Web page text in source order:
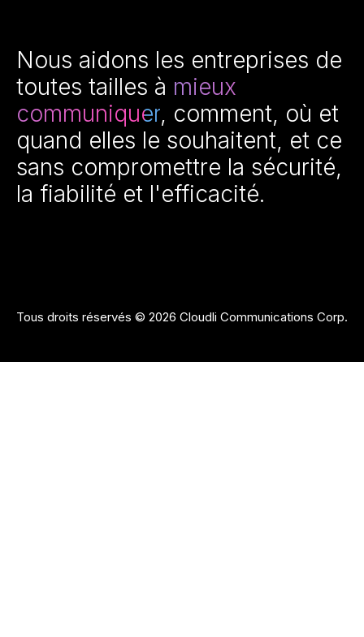
Nous aidons les entreprises de
toutes tailles à mieux
communiquer, comment, où et
quand elles le souhaitent, et ce
sans compromettre la sécurité,
la fiabilité et l'efficacité.
Tous droits réservés © 2026 Cloudli Communications Corp.